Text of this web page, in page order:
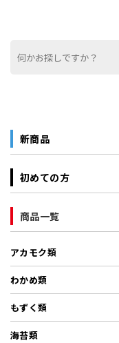
新商品
初めての方
商品一覧
アカモク類
わかめ類
もずく類
海苔類